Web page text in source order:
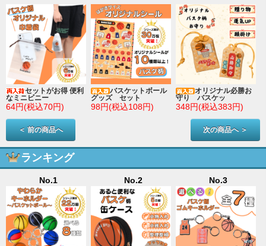
セットがお得 便利
なミニビニー
64円(税込70円)
バスケットボール
グッズ セット
98円(税込108円)
オリジナル必勝お
守り バスケッ
348円(税込383円)
＜ 前の商品へ 次の商品へ ＞
ランキング
No.1 No.2 No.3